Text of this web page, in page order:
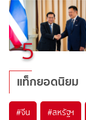
5
แท็กยอดนิยม
#จีน #สหรัฐฯ